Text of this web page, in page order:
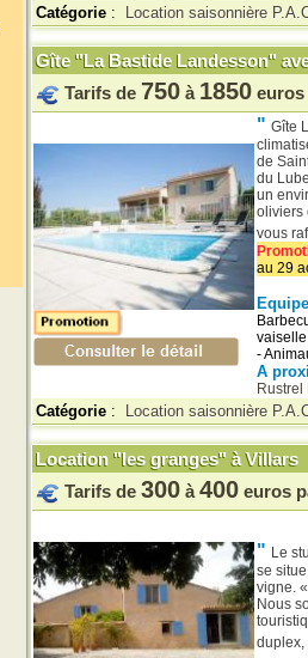
Catégorie : Location saisonnière
Gîte "La Bastide Landesson"
Tarifs de 750 à 1850 euros
" Gîte
de
du
un
oliviers
vous
au 29
-
A
Rustrel
Catégorie : Location saisonnière
Location "les granges" à Villars
Tarifs de 300 à 400 euros
" Le
se
vigne.
Nous
duplex,